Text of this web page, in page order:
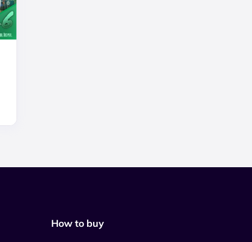
How to buy